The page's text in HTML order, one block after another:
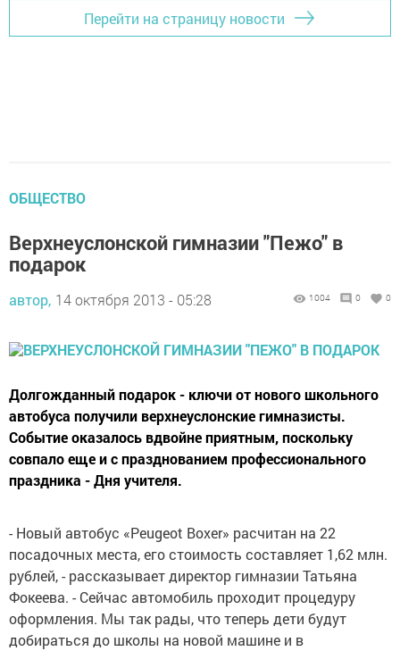
Перейти на страницу новости
ОБЩЕСТВО
Верхнеуслонской гимназии "Пежо" в
подарок
автор, 14 октября 2013 - 05:28 1004 0 0
Долгожданный подарок - ключи от нового школьного
автобуса получили верхнеуслонские гимназисты.
Событие оказалось вдвойне приятным, поскольку
совпало еще и с празднованием профессионального
праздника - Дня учителя.
- Новый автобус «Peugeot Boxer» расчитан на 22
посадочных места, его стоимость составляет 1,62 млн.
рублей, - рассказывает директор гимназии Татьяна
Фокеева. - Сейчас автомобиль проходит процедуру
оформления. Мы так рады, что теперь дети будут
добираться до школы на новой машине и в